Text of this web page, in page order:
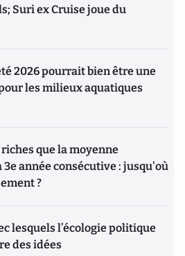
Suri ex Cruise joue du
2026 pourrait bien être une
les milieux aquatiques
que la moyenne
année consécutive : jusqu'où
?
lesquels l’écologie politique
des idées